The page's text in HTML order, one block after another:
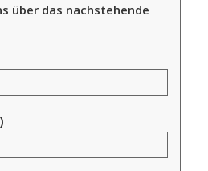
über das nachstehende